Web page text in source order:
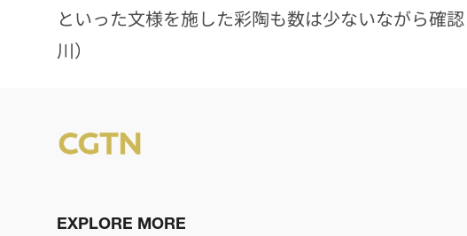
といった文様を施した彩陶も数は少ないながら確
川）
EXPLORE MORE